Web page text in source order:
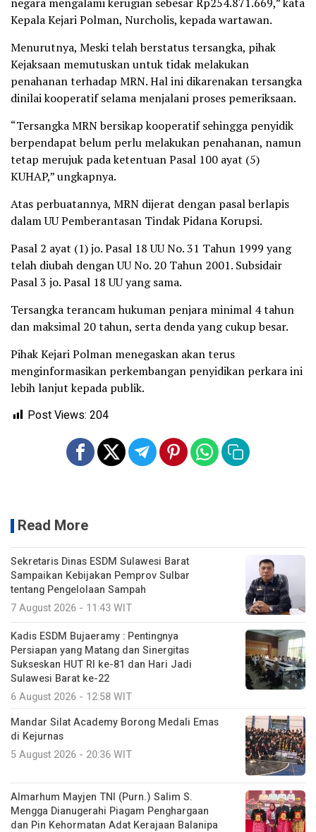
negara mengalami kerugian sebesar Rp254.871.669,” kata
Kepala Kejari Polman, Nurcholis, kepada wartawan.
Menurutnya, Meski telah berstatus tersangka, pihak
Kejaksaan memutuskan untuk tidak melakukan
penahanan terhadap MRN. Hal ini dikarenakan tersangka
dinilai kooperatif selama menjalani proses pemeriksaan.
“Tersangka MRN bersikap kooperatif sehingga penyidik
berpendapat belum perlu melakukan penahanan, namun
tetap merujuk pada ketentuan Pasal 100 ayat (5)
KUHAP,” ungkapnya.
Atas perbuatannya, MRN dijerat dengan pasal berlapis
dalam UU Pemberantasan Tindak Pidana Korupsi.
Pasal 2 ayat (1) jo. Pasal 18 UU No. 31 Tahun 1999 yang
telah diubah dengan UU No. 20 Tahun 2001. Subsidair
Pasal 3 jo. Pasal 18 UU yang sama.
Tersangka terancam hukuman penjara minimal 4 tahun
dan maksimal 20 tahun, serta denda yang cukup besar.
Pihak Kejari Polman menegaskan akan terus
menginformasikan perkembangan penyidikan perkara ini
lebih lanjut kepada publik.
Post Views: 204
Read More
Sekretaris Dinas ESDM Sulawesi Barat
Sampaikan Kebijakan Pemprov Sulbar
tentang Pengelolaan Sampah
7 August 2026 - 11:43 WIT
Kadis ESDM Bujaeramy : Pentingnya
Persiapan yang Matang dan Sinergitas
Sukseskan HUT RI ke-81 dan Hari Jadi
Sulawesi Barat ke-22
6 August 2026 - 12:58 WIT
Mandar Silat Academy Borong Medali Emas
di Kejurnas
5 August 2026 - 20:36 WIT
Almarhum Mayjen TNI (Purn.) Salim S.
Mengga Dianugerahi Piagam Penghargaan
dan Pin Kehormatan Adat Kerajaan Balanipa